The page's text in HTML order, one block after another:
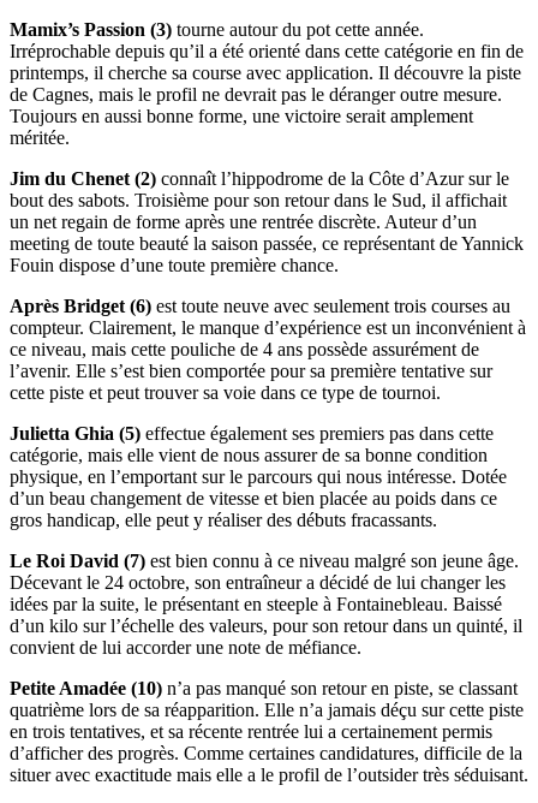
Mamix’s Passion (3) tourne autour du pot cette année.
Irréprochable depuis qu’il a été orienté dans cette catégorie en fin de
printemps, il cherche sa course avec application. Il découvre la piste
de Cagnes, mais le profil ne devrait pas le déranger outre mesure.
Toujours en aussi bonne forme, une victoire serait amplement
méritée.
Jim du Chenet (2) connaît l’hippodrome de la Côte d’Azur sur le
bout des sabots. Troisième pour son retour dans le Sud, il affichait
un net regain de forme après une rentrée discrète. Auteur d’un
meeting de toute beauté la saison passée, ce représentant de Yannick
Fouin dispose d’une toute première chance.
Après Bridget (6) est toute neuve avec seulement trois courses au
compteur. Clairement, le manque d’expérience est un inconvénient à
ce niveau, mais cette pouliche de 4 ans possède assurément de
l’avenir. Elle s’est bien comportée pour sa première tentative sur
cette piste et peut trouver sa voie dans ce type de tournoi.
Julietta Ghia (5) effectue également ses premiers pas dans cette
catégorie, mais elle vient de nous assurer de sa bonne condition
physique, en l’emportant sur le parcours qui nous intéresse. Dotée
d’un beau changement de vitesse et bien placée au poids dans ce
gros handicap, elle peut y réaliser des débuts fracassants.
Le Roi David (7) est bien connu à ce niveau malgré son jeune âge.
Décevant le 24 octobre, son entraîneur a décidé de lui changer les
idées par la suite, le présentant en steeple à Fontainebleau. Baissé
d’un kilo sur l’échelle des valeurs, pour son retour dans un quinté, il
convient de lui accorder une note de méfiance.
Petite Amadée (10) n’a pas manqué son retour en piste, se classant
quatrième lors de sa réapparition. Elle n’a jamais déçu sur cette piste
en trois tentatives, et sa récente rentrée lui a certainement permis
d’afficher des progrès. Comme certaines candidatures, difficile de la
situer avec exactitude mais elle a le profil de l’outsider très séduisant.